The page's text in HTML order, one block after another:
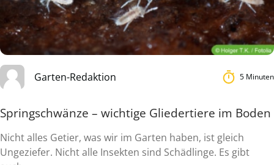
Garten-Redaktion 5 Minuten
Springschwänze – wichtige Gliedertiere im Boden
Nicht alles Getier, was wir im Garten haben, ist gleich
Ungeziefer. Nicht alle Insekten sind Schädlinge. Es gibt